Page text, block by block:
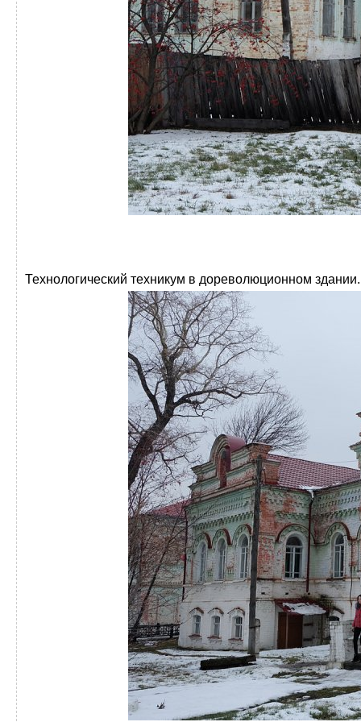
Технологический техникум в дореволюционном здании.